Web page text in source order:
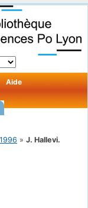
Aide
» J. Hallevi.